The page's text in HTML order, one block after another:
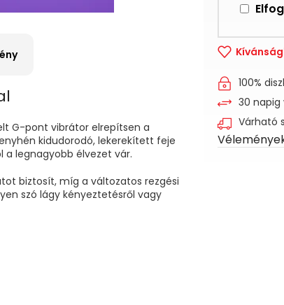
G-pont vibrátor elrepítsen a
kidudorodó, lekerekített feje
legnagyobb élvezet vár.
biztosít, míg a változatos rezgési
szó lágy kényeztetésről vagy
100%
30 napig
Várható